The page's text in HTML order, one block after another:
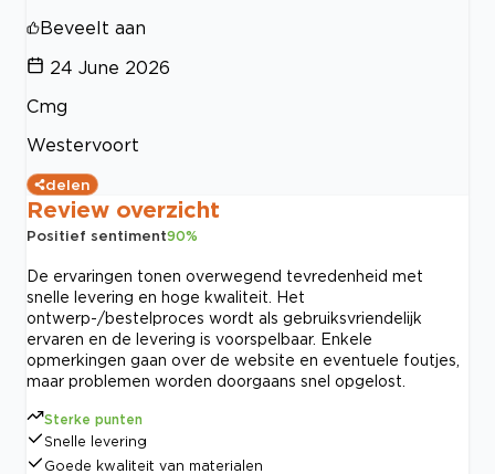
Beveelt aan
24 June 2026
Cmg
Westervoort
delen
Review overzicht
Positief sentiment90%
De ervaringen tonen overwegend tevredenheid met
snelle levering en hoge kwaliteit. Het
ontwerp-/bestelproces wordt als gebruiksvriendelijk
ervaren en de levering is voorspelbaar. Enkele
opmerkingen gaan over de website en eventuele foutjes,
maar problemen worden doorgaans snel opgelost.
Sterke punten
Snelle levering
Goede kwaliteit van materialen